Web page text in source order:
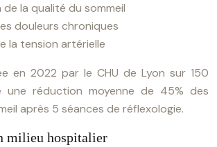
la qualité du sommeil
douleurs chroniques
la tension artérielle
en 2022 par le CHU de Lyon sur 150
une réduction moyenne de 45% des
après 5 séances de réflexologie.
milieu hospitalier